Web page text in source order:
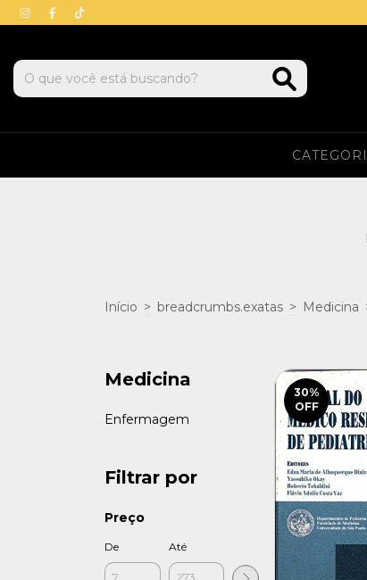
Início > breadcrumbs.exatas > Medicina
Medicina
Enfermagem
Filtrar por
Preço
De Até
30%
OFF